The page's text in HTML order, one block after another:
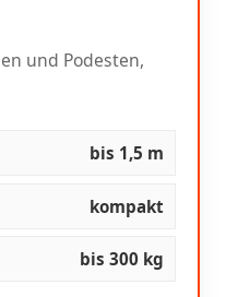
und Podesten,
bis 1,5 m
kompakt
bis 300 kg